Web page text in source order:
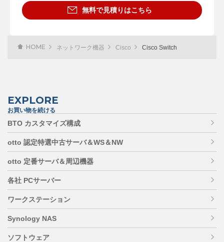
無料で見積りはこちら
HOME ネットワーク機器 Cisco Cisco Switch
EXPLORE
お買い物を続ける
BTO カスタマイズ構成
otto 認定特選中古サーバ＆WS＆NW
otto 定番サーバ＆周辺機器
各社 PCサーバー
ワークステーション
Synology NAS
ソフトウェア